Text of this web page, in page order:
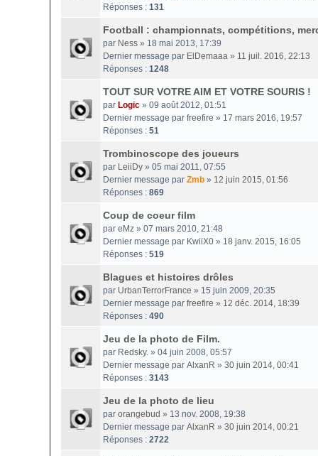
Réponses : 131
Football : championnats, compétitions,
par Ness » 18 mai 2013, 17:39
Dernier message par ElDemaaa » 11 juil. 2016, 22:13
Réponses : 1248
TOUT SUR VOTRE AIM ET VOTRE SOURIS !
par Logic » 09 août 2012, 01:51
Dernier message par freefire » 17 mars 2016, 19:57
Réponses : 51
Trombinoscope des joueurs
par LeiiDy » 05 mai 2011, 07:55
Dernier message par Zmb » 12 juin 2015, 01:56
Réponses : 869
Coup de coeur film
par eMz » 07 mars 2010, 21:48
Dernier message par KwiiX0 » 18 janv. 2015, 16:05
Réponses : 519
Blagues et histoires drôles
par UrbanTerrorFrance » 15 juin 2009, 20:35
Dernier message par freefire » 12 déc. 2014, 18:39
Réponses : 490
Jeu de la photo de Film.
par Redsky. » 04 juin 2008, 05:57
Dernier message par AlxanR » 30 juin 2014, 00:41
Réponses : 3143
Jeu de la photo de lieu
par orangebud » 13 nov. 2008, 19:38
Dernier message par AlxanR » 30 juin 2014, 00:21
Réponses : 2722